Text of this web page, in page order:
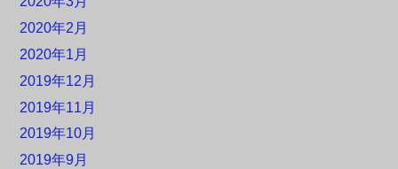
2020年2月
2020年1月
2019年12月
2019年11月
2019年10月
2019年9月